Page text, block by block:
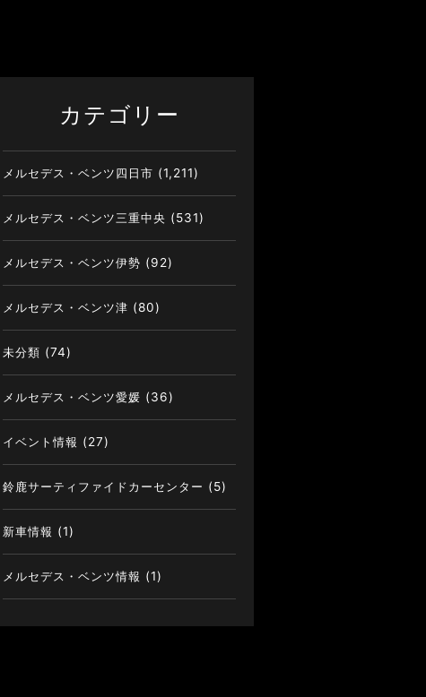
カテゴリー
メルセデス・ベンツ四日市 (1,211)
メルセデス・ベンツ三重中央 (531)
メルセデス・ベンツ伊勢 (92)
メルセデス・ベンツ津 (80)
未分類 (74)
メルセデス・ベンツ愛媛 (36)
イベント情報 (27)
鈴鹿サーティファイドカーセンター (5)
新車情報 (1)
メルセデス・ベンツ情報 (1)